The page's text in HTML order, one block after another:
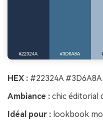
HEX : #22324A
Ambiance : chic éditorial
Idéal pour : lookbook